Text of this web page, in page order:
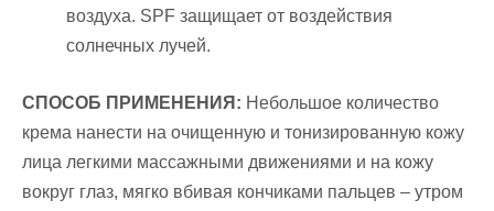
воздуха. SPF защищает от воздействия
солнечных лучей.
СПОСОБ ПРИМЕНЕНИЯ: Небольшое количество
крема нанести на очищенную и тонизированную кожу
лица легкими массажными движениями и на кожу
вокруг глаз, мягко вбивая кончиками пальцев – утром